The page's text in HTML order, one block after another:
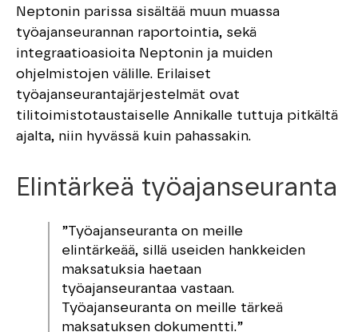
Neptonin parissa sisältää muun muassa
työajanseurannan raportointia, sekä
integraatioasioita Neptonin ja muiden
ohjelmistojen välille. Erilaiset
työajanseurantajärjestelmät ovat
tilitoimistotaustaiselle Annikalle tuttuja pitkältä
ajalta, niin hyvässä kuin pahassakin.
Elintärkeä työajanseuranta
”Työajanseuranta on meille
elintärkeää, sillä useiden hankkeiden
maksatuksia haetaan
työajanseurantaa vastaan.
Työajanseuranta on meille tärkeä
maksatuksen dokumentti.”